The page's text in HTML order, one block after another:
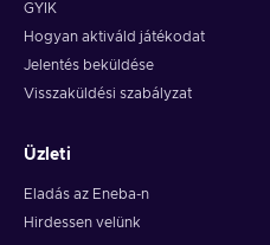
GYIK
Hogyan aktiváld játékodat
Jelentés beküldése
Visszaküldési szabályzat
Üzleti
Eladás az Eneba-n
Hirdessen velünk